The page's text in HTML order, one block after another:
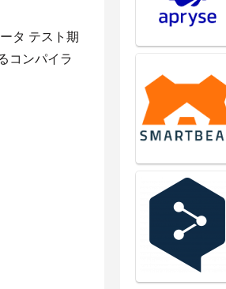
タ テスト期
コンパイラ